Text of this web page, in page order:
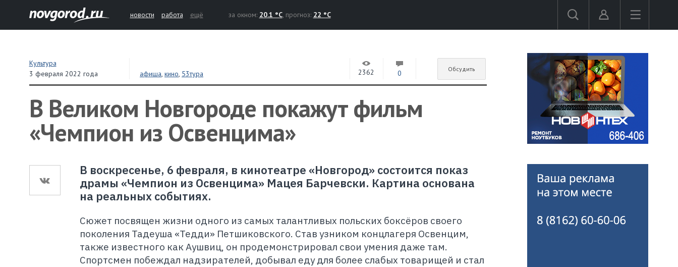
новости работа ещё за окном: 20.1 °C, прогноз: 22 °C
Культура
3 февраля 2022 года
афиша,кино, 53тура 2362 0 Обсудить
В Великом Новгороде покажут фильм
«Чемпион из Освенцима»
В воскресенье, 6 февраля, в кинотеатре «Новгород» состоится показ
драмы «Чемпион из Освенцима» Мацея Барчевски. Картина основана
на реальных событиях.
Сюжет посвящен жизни одного из самых талантливых польских боксёров своего
поколения Тадеуша «Тедди» Петшиковского. Став узником концлагеря Освенцим,
также известного как Аушвиц, он продемонстрировал свои умения даже там.
Спортсмен побеждал надзирателей, добывал еду для более слабых товарищей и стал